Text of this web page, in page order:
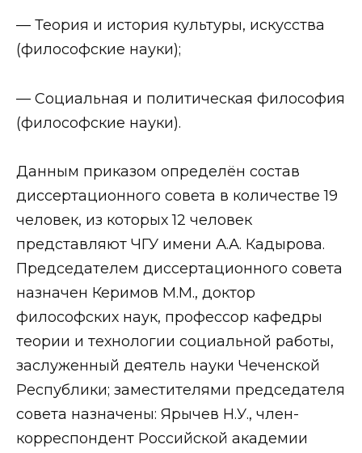
— Теория и история культуры, искусства
(философские науки);
— Социальная и политическая философия
(философские науки).
Данным приказом определён состав
диссертационного совета в количестве 19
человек, из которых 12 человек
представляют ЧГУ имени А.А. Кадырова.
Председателем диссертационного совета
назначен Керимов М.М., доктор
философских наук, профессор кафедры
теории и технологии социальной работы,
заслуженный деятель науки Чеченской
Республики; заместителями председателя
совета назначены: Ярычев Н.У., член-
корреспондент Российской академии